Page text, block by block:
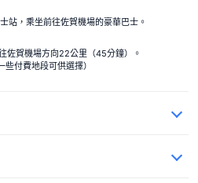
站，乘坐前往佐賀機場的豪華巴士。
佐賀機場方向22公里（45分鐘）。
付費地段可供選擇）